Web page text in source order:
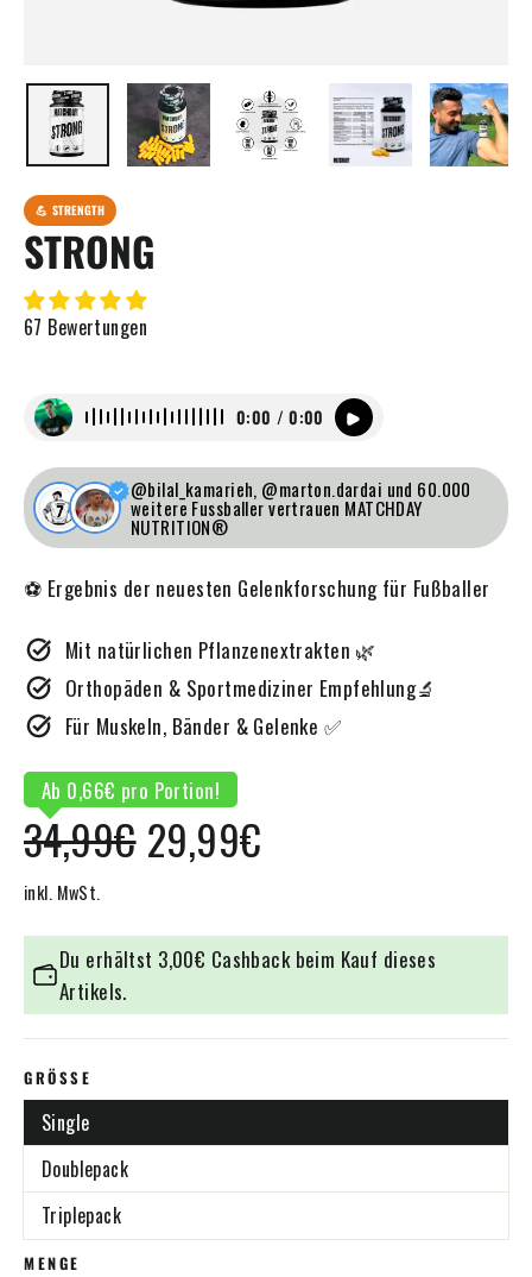
💪 STRENGTH
STRONG
67 Bewertungen
0:00 / 0:00
@bilal_kamarieh, @marton.dardai und 60.000
weitere Fussballer vertrauen MATCHDAY
NUTRITION®
⚽ Ergebnis der neuesten Gelenkforschung für Fußballer
Mit natürlichen Pflanzenextrakten 🌿
Orthopäden & Sportmediziner Empfehlung🔬
Für Muskeln, Bänder & Gelenke ✅
Ab 0,66€ pro Portion!
Normaler
Preis
34,99€ Sonderpreis
29,99€
inkl. MwSt.
Du erhältst 3,00€ Cashbackbeim Kauf dieses
Artikels.
GRÖSSE
Single
Doublepack
Triplepack
MENGE